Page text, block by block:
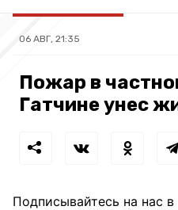
06 АВГ, 21:35
Пожар в
Гатчине унес
Подписывайтесь на нас в